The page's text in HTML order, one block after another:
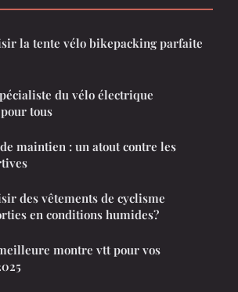
la tente vélo bikepacking parfaite
du vélo électrique
tous
maintien : un atout contre les
des vêtements de cyclisme
en conditions humides?
montre vtt pour vos